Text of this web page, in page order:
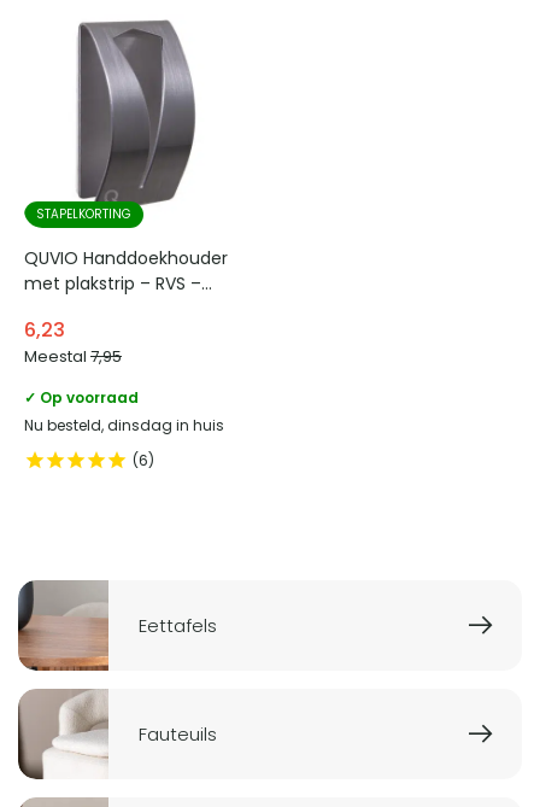
STAPELKORTING
QUVIO Handdoekhouder
met plakstrip – RVS –
6,23
Meestal 7,95
✓ Op voorraad
Nu besteld, dinsdag in huis
6
Gerelateerde
pagina's
en
categorieën
Eettafels
Fauteuils